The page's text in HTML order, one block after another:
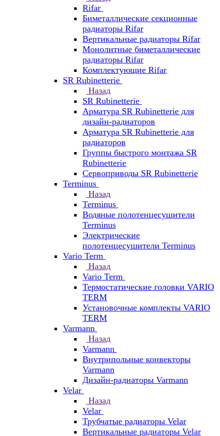
Rifar
Биметаллические секционные
радиаторы Rifar
Вертикальные радиаторы Rifar
Монолитные биметаллические
радиаторы Rifar
Комплектующие Rifar
SR Rubinetterie
Назад
SR Rubinetterie
Арматура SR Rubinetterie для
дизайн-радиаторов
Арматура SR Rubinetterie для
радиаторов
Группы быстрого монтажа SR
Rubinetterie
Сервоприводы SR Rubinetterie
Terminus
Назад
Terminus
Водяные полотенцесушители
Terminus
Электрические
полотенцесушители Terminus
Vario Term
Назад
Vario Term
Термостатические головки VARIO
TERM
Установочные комплекты VARIO
TERM
Varmann
Назад
Varmann
Внутрипольные конвекторы
Varmann
Дизайн-радиаторы Varmann
Velar
Назад
Velar
Трубчатые радиаторы Velar
Вертикальные радиаторы Velar